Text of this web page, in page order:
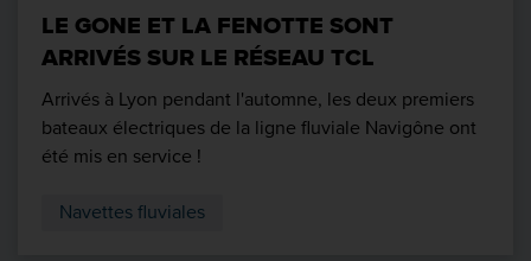
LE GONE ET LA FENOTTE SONT
ARRIVÉS SUR LE RÉSEAU TCL
Arrivés à Lyon pendant l'automne, les deux premiers
bateaux électriques de la ligne fluviale Navigône ont
été mis en service !
Navettes fluviales